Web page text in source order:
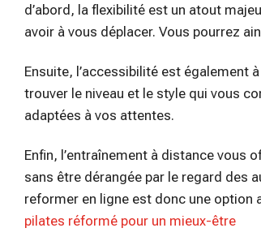
d’abord, la flexibilité est un atout
avoir à vous déplacer. Vous pourrez
Ensuite, l’accessibilité est également
trouver le niveau et le style qui vous
adaptées à vos attentes.
Enfin, l’entraînement à distance vous
sans être dérangée par le regard des
reformer en ligne est donc une option
pilates réformé pour un mieux-être